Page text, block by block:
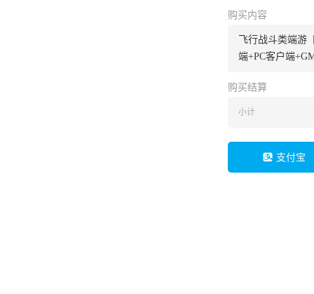
购买内容
飞行战斗类端游
端+PC客户端
购买结算
小计
支付宝